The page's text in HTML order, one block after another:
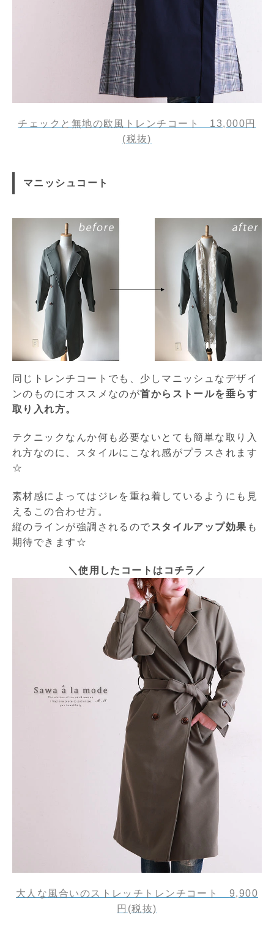
チェックと無地の欧風トレンチコート 13,000円
(税抜)
マニッシュコート
同じトレンチコートでも、少しマニッシュなデザイ
ンのものにオススメなのが首からストールを垂らす
取り入れ方。
テクニックなんか何も必要ないとても簡単な取り入
れ方なのに、スタイルにこなれ感がプラスされます
☆
素材感によってはジレを重ね着しているようにも見
えるこの合わせ方。
縦のラインが強調されるので スタイルアップ効果 も
期待できます☆
＼使用したコートはコチラ／
大人な風合いのストレッチトレンチコート 9,900
円 (税抜)